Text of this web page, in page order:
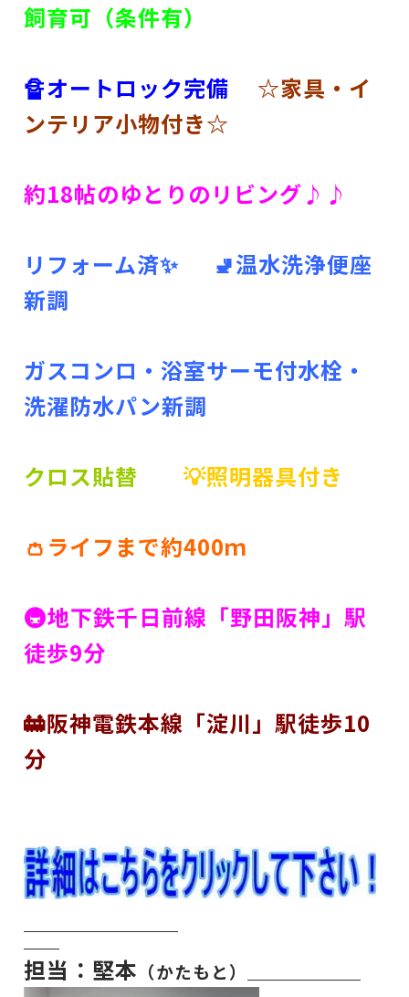
飼育可（条件有）
🔏オートロック完備 ☆家具・イ
ンテリア小物付き☆
約18帖のゆとりのリビング♪♪
リフォーム済✨ 🚽温水洗浄便座
新調
ガスコンロ・浴室サーモ付水栓・
洗濯防水パン新調
クロス貼替 💡照明器具付き
👛ライフまで約400ｍ
🚇地下鉄千日前線「野田阪神」駅
徒歩9分
🚋阪神電鉄本線「淀川」駅徒歩10
分
担当：堅本 （かたもと）